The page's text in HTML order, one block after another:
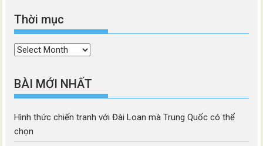
Thời mục
Thời
BÀI MỚI NHẤT
Hình thức chiến tranh với Đài Loan mà Trung Quốc có thể
chọn